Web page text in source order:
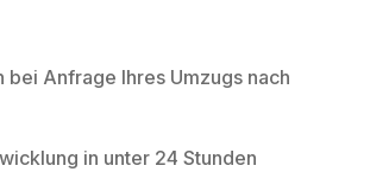
bei Anfrage Ihres Umzugs nach
in unter 24 Stunden